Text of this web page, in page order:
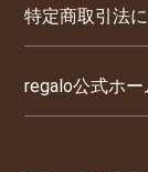
特定商取引法
regalo公式ホ